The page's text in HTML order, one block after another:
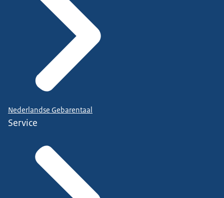
Nederlandse Gebarentaal
Service